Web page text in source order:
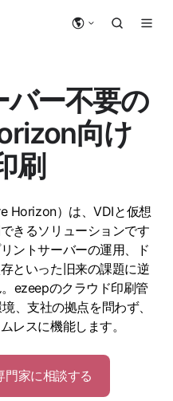
ー不要の
向け
刷
Horizon）は、VDIと仮想
きるソリューションです
ントサーバーの運用、ド
といった旧来の課題に逆
ezeepのクラウド印刷管
、支社の拠点を問わず、
レスに機能します。
門家に相談する